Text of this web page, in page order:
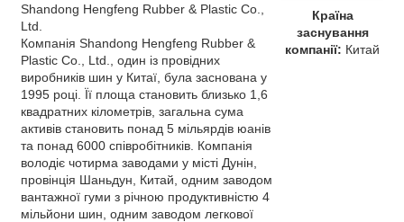
Shandong Hengfeng Rubber & Plastic Co.,
Ltd.
Компанія Shandong Hengfeng Rubber &
Plastic Co., Ltd., один із провідних
виробників шин у Китаї, була заснована у
1995 році. Її площа становить близько 1,6
квадратних кілометрів, загальна сума
активів становить понад 5 мільярдів юанів
та понад 6000 співробітників. Компанія
володіє чотирма заводами у місті Дунін,
провінція Шаньдун, Китай, одним заводом
вантажної гуми з річною продуктивністю 4
мільйони шин, одним заводом легкової
Країна
заснування
компанії: Китай